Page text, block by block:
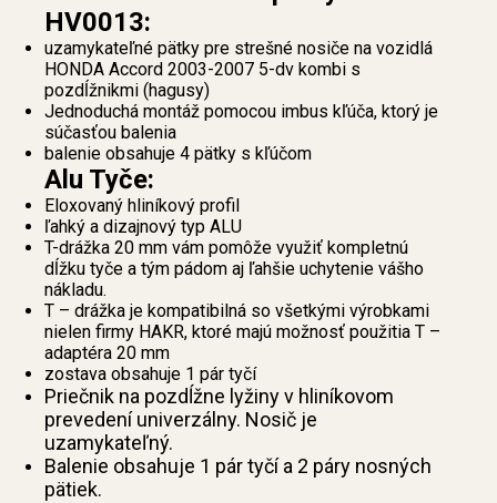
HV0013:
uzamykateľné pätky pre strešné nosiče na vozidlá
HONDA Accord 2003-2007 5-dv kombi s
pozdĺžnikmi (hagusy)
Jednoduchá montáž pomocou imbus kľúča, ktorý je
súčasťou balenia
balenie obsahuje 4 pätky s kľúčom
Alu Tyče:
Eloxovaný hliníkový profil
ľahký a dizajnový typ ALU
T-drážka 20 mm vám pomôže využiť kompletnú
dĺžku tyče a tým pádom aj ľahšie uchytenie vášho
nákladu.
T – drážka je kompatibilná so všetkými výrobkami
nielen firmy HAKR, ktoré majú možnosť použitia T –
adaptéra 20 mm
zostava obsahuje 1 pár tyčí
Priečnik na pozdĺžne lyžiny v hliníkovom
prevedení univerzálny. Nosič je
uzamykateľný.
Balenie obsahuje 1 pár tyčí a 2 páry nosných
pätiek.